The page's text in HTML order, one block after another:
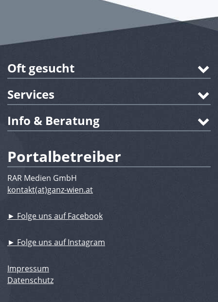
Oft gesucht
Services
Info & Beratung
Portalbetreiber
RAR Medien GmbH
kontakt(at)ganz-wien.at
► Folge uns auf Facebook
► Folge uns auf Instagram
Impressum
Datenschutz